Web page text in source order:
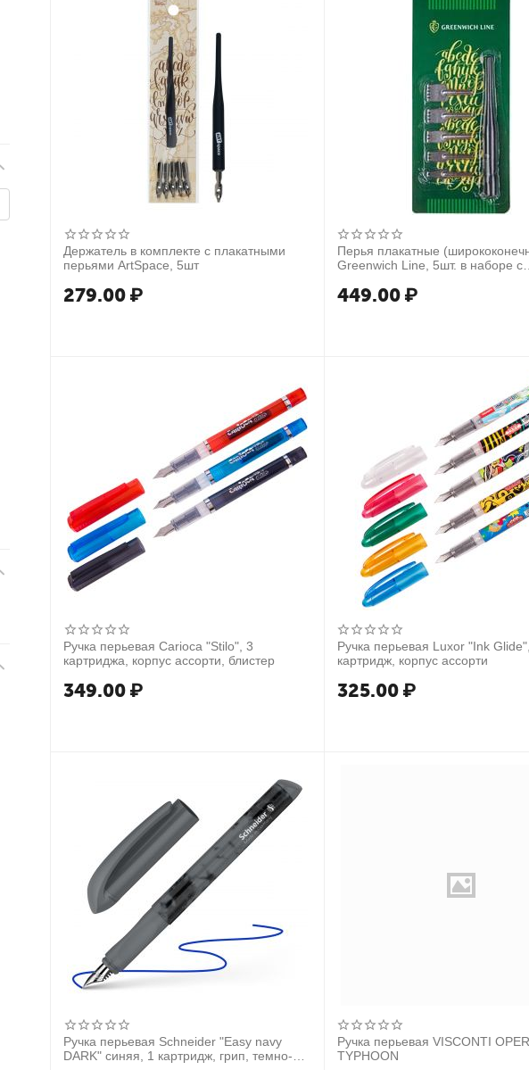
Держатель в комплекте с плакатными
перьями ArtSpace, 5шт
279.00 ₽
Перья плакатные
Greenwich Line, 5шт. в наборе с
449.00 ₽
Ручка перьевая Carioca "Stilo", 3
картриджа, корпус ассорти, блистер
349.00 ₽
Ручка перьевая Luxor "Ink
картридж, корпус ассорти
325.00 ₽
Ручка перьевая Schneider "Easy navy
DARK" синяя, 1 картридж, грип, темно-
Ручка перьевая VISCONTI
TYPHOON